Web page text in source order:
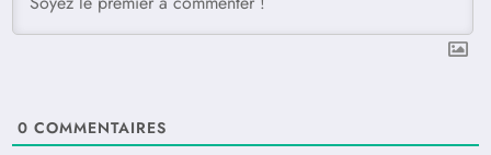
0 COMMENTAIRES